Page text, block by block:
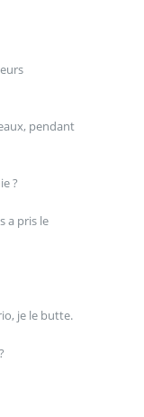
pendant
?
a pris le
je le butte.